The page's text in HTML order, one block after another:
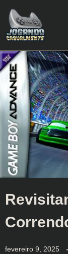
Jogando Casualmente
Conteúdo family friendly sobre games! Desde 2019 analisando jogos.
fevereiro 9, 2025